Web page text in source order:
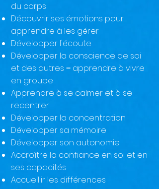
du corps
Découvrir ses émotions pour
apprendre à les gérer
Développer l'écoute
Développer la conscience de soi
et des autres = apprendre à vivre
en groupe
Apprendre à se calmer et à se
recentrer
Développer la concentration
Développer sa mémoire
Développer son autonomie
Accroître la confiance en soi et en
ses capacités
Accueillir les différences